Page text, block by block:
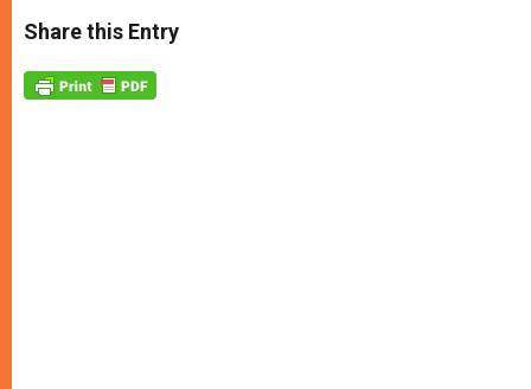
t
s
p
p
s
e
g
e
e
b
o
k
Share this Entry